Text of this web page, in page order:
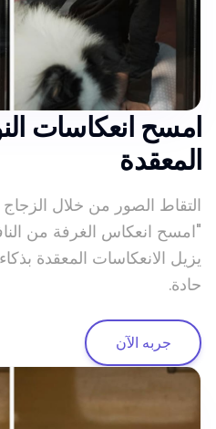
امسح انعكاسات
المعقدة
التقاط الصور من خلال
"امسح انعكاس الغرفة من
يزيل الانعكاسات المعقدة
حادة.
جربه الآن